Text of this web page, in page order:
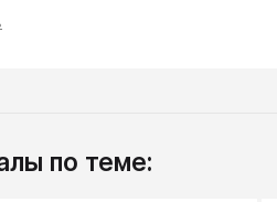
по теме: